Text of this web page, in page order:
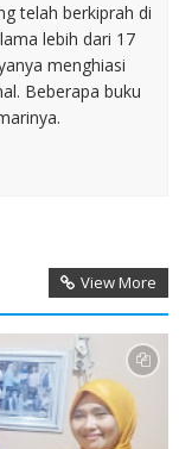
telah berkiprah di
lebih dari 17
menghiasi
Beberapa buku
View More